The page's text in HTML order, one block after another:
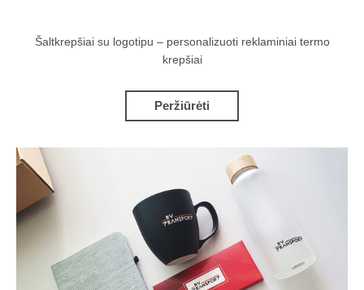
Šaltkrepšiai su logotipu – personalizuoti reklaminiai termo
krepšiai
Peržiūrėti